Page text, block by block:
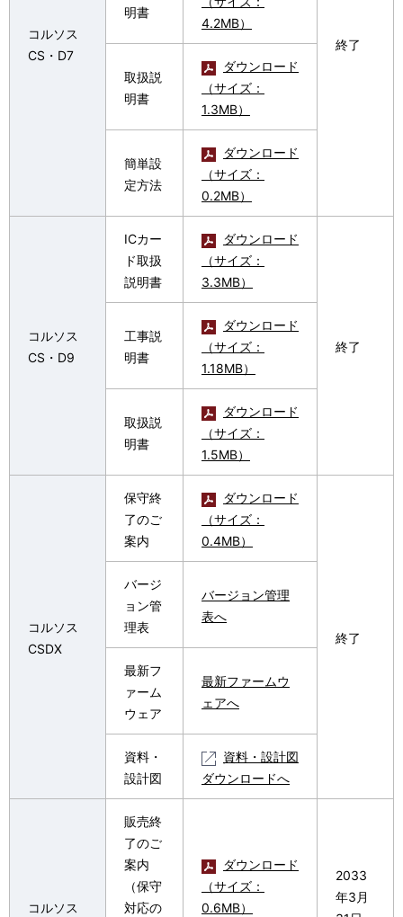
コルソス
CS・D7
終了
明書
4.2MB）
取扱説
明書
ダウンロード
（サイズ：
1.3MB）
簡単設
定方法
ダウンロード
（サイズ：
0.2MB）
コルソス
CS・D9
ICカー
ド取扱
説明書
ダウンロード
（サイズ：
3.3MB）
終了
工事説
明書
ダウンロード
（サイズ：
1.18MB）
取扱説
明書
ダウンロード
（サイズ：
1.5MB）
コルソス
CSDX
保守終
了のご
案内
ダウンロード
（サイズ：
0.4MB）
終了
バージ
ョン管
理表
バージョン管理
表へ
最新フ
ァーム
ウェア
最新ファームウ
ェアへ
資料・
設計図
資料・設計図
ダウンロードへ
コルソス
販売終
了のご
案内
（保守
対応の
ダウンロード
（サイズ：
0.6MB）
2033
年3月